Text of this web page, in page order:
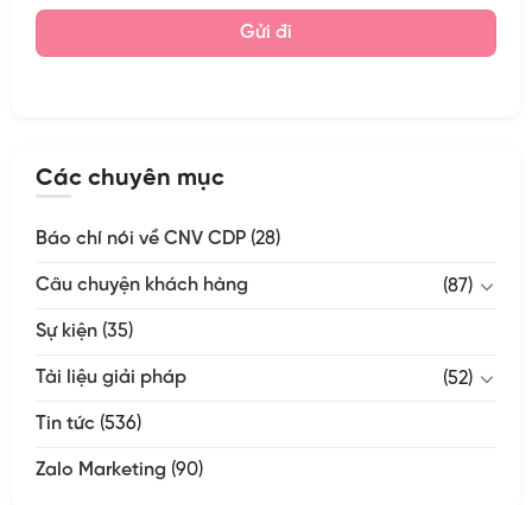
Các chuyên mục
Báo chí nói về CNV CDP(28)
Câu chuyện khách hàng (87)
Sự kiện(35)
Tài liệu giải pháp (52)
Tin tức (536)
Zalo Marketing (90)